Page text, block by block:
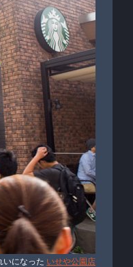
になった いせや公園店